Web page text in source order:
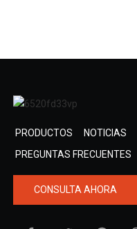
PRODUCTOS NOTICIAS
PREGUNTAS FRECUENTES
CONSULTA AHORA